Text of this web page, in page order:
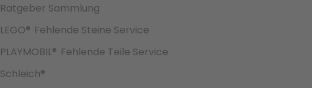
Ratgeber Sammlung
LEGO® Fehlende Steine Service
PLAYMOBIL® Fehlende Teile Service
Schleich®